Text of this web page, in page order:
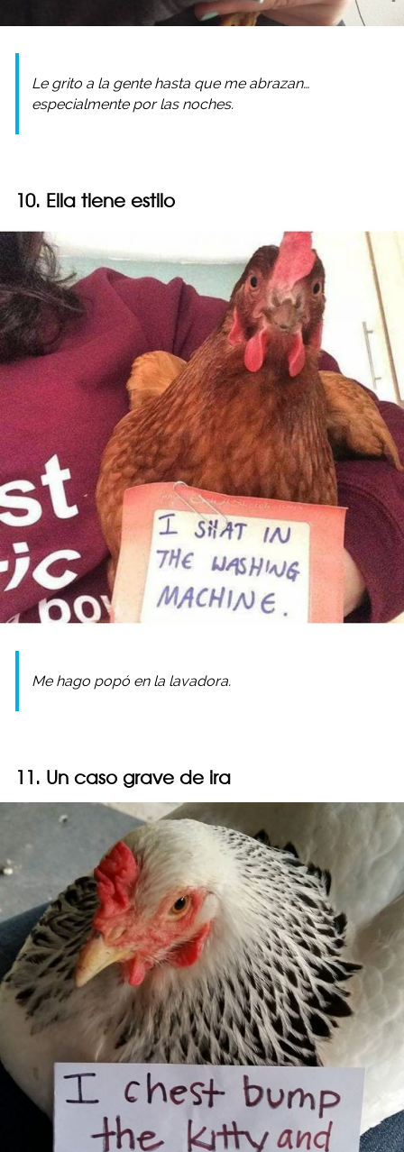
Le grito a la gente hasta que me abrazan…
especialmente por las noches.
10. Ella tiene estilo
Me hago popó en la lavadora.
11. Un caso grave de ira